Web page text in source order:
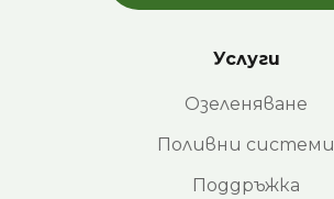
Услуги
Озеленяване
Поливни системи
Поддръжка